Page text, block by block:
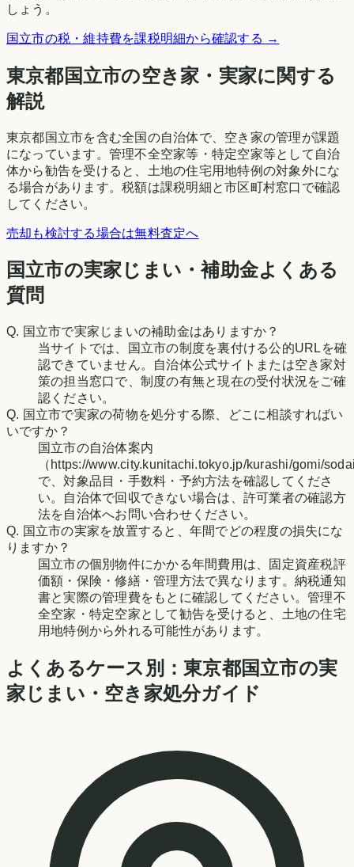
しょう。
国立市の税・維持費を課税明細から確認する →
東京都国立市の空き家・実家に関する
解説
東京都国立市を含む全国の自治体で、空き家の管理が課題
になっています。管理不全空家等・特定空家等として自治
体から勧告を受けると、土地の住宅用地特例の対象外にな
る場合があります。税額は課税明細と市区町村窓口で確認
してください。
売却も検討する場合は無料査定へ
国立市の実家じまい・補助金よくある
質問
Q. 国立市で実家じまいの補助金はありますか？
当サイトでは、国立市の制度を裏付ける公的URLを確
認できていません。自治体公式サイトまたは空き家対
策の担当窓口で、制度の有無と現在の受付状況をご確
認ください。
Q. 国立市で実家の荷物を処分する際、どこに相談すればい
いですか？
国立市の自治体案内
（https://www.city.kunitachi.tokyo.jp/kurashi/gomi/
で、対象品目・手数料・予約方法を確認してくださ
い。自治体で回収できない場合は、許可業者の確認方
法を自治体へお問い合わせください。
Q. 国立市の実家を放置すると、年間でどの程度の損失にな
りますか？
国立市の個別物件にかかる年間費用は、固定資産税評
価額・保険・修繕・管理方法で異なります。納税通知
書と実際の管理費をもとに確認してください。管理不
全空家・特定空家として勧告を受けると、土地の住宅
用地特例から外れる可能性があります。
よくあるケース別： 東京都国立市の実
家じまい・空き家処分ガイド